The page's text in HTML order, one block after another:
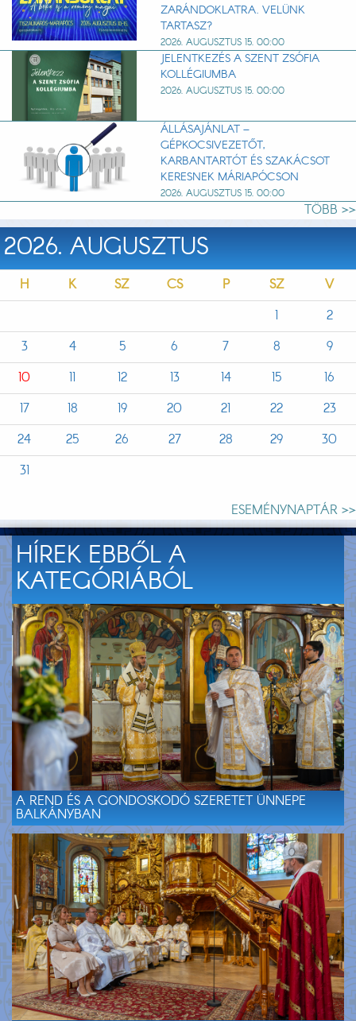
ZARÁNDOKLATRA. VELÜNK
TARTASZ?
2026. AUGUSZTUS 15. 00:00
JELENTKEZÉS A SZENT ZSÓFIA
KOLLÉGIUMBA
2026. AUGUSZTUS 15. 00:00
ÁLLÁSAJÁNLAT –
GÉPKOCSIVEZETŐT,
KARBANTARTÓT ÉS SZAKÁCSOT
KERESNEK MÁRIAPÓCSON
2026. AUGUSZTUS 15. 00:00
TÖBB >>
2026. AUGUSZTUS
H K SZ CS P SZ
V
1
2
3
4 5 6 7 8
9
10
11 12 13 14 15
16
17
18 19 20 21 22
23
24
25 26 27 28 29
30
31
ESEMÉNYNAPTÁR >>
HÍREK EBBŐL A
KATEGÓRIÁBÓL
A REND ÉS A GONDOSKODÓ SZERETET ÜNNEPE
BALKÁNYBAN